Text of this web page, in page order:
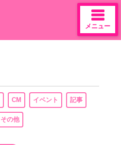
メニュー
CM イベント 記事
その他